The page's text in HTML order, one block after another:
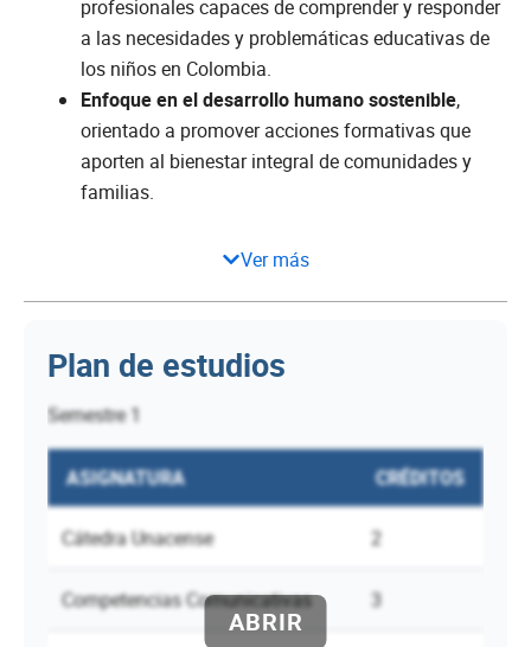
profesionales capaces de comprender y responder
a las necesidades y problemáticas educativas de
los niños en Colombia.
Enfoque en el desarrollo humano sostenible,
orientado a promover acciones formativas que
aporten al bienestar integral de comunidades y
familias.
Ver más
Plan de estudios
Semestre 1
ASIGNATURA CRÉDITOS
Cátedra Unacense 2
Competencias Comunicativas 3